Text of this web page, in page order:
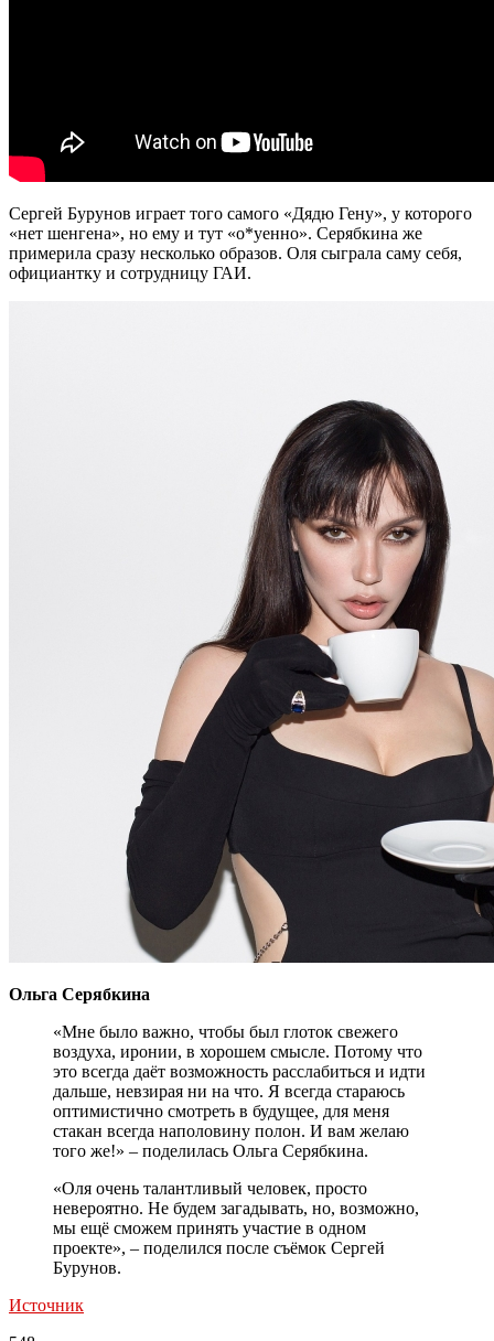
Сергей Бурунов играет того самого «Дядю Гену», у которого
«нет шенгена», но ему и тут «о*уенно». Серябкина же
примерила сразу несколько образов. Оля сыграла саму себя,
официантку и сотрудницу ГАИ.
Ольга Серябкина
«Мне было важно, чтобы был глоток свежего
воздуха, иронии, в хорошем смысле. Потому что
это всегда даёт возможность расслабиться и идти
дальше, невзирая ни на что. Я всегда стараюсь
оптимистично смотреть в будущее, для меня
стакан всегда наполовину полон. И вам желаю
того же!» – поделилась Ольга Серябкина.
«Оля очень талантливый человек, просто
невероятно. Не будем загадывать, но, возможно,
мы ещё сможем принять участие в одном
проекте», – поделился после съёмок Сергей
Бурунов.
Источник